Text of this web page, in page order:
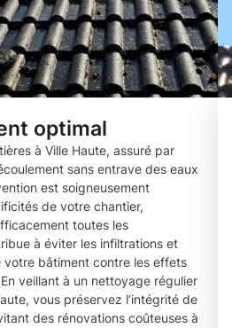
optimal
à Ville Haute, assuré par
sans entrave des eaux
est soigneusement
de votre chantier,
toutes les
à éviter les infiltrations et
bâtiment contre les effets
veillant à un nettoyage régulier
vous préservez l’intégrité de
des rénovations coûteuses à